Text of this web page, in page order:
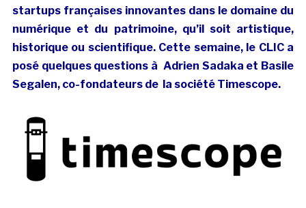
startups françaises innovantes dans le domaine du
numérique et du patrimoine, qu’il soit artistique,
historique ou scientifique. Cette semaine, le CLIC a
posé quelques questions à Adrien Sadaka et Basile
Segalen, co-fondateurs de la société Timescope.